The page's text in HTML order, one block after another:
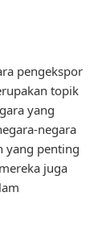
pengekspor
topik
yang
negara
yang penting
juga